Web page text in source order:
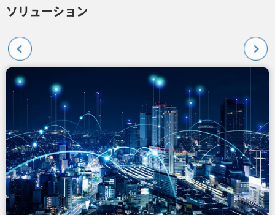
ソリューション